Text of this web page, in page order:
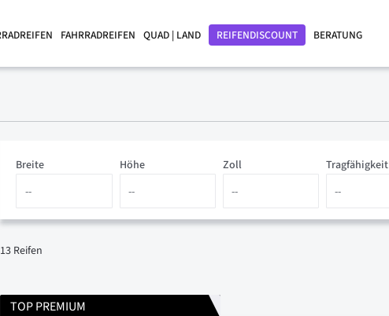
FAHRRADREIFEN QUAD | LAND REIFENDISCOUNT BERATUNG
Zoll
Höhe Tragfähigkeit
Breite
13 Reifen
TOP PREMIUM